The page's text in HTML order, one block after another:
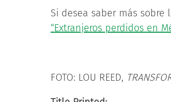
Si desea saber más
“Extranjeros perdidos en
FOTO: LOU REED,